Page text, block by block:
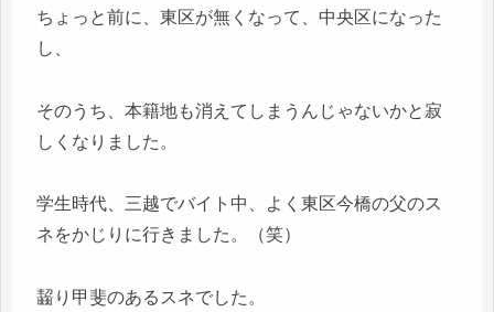
ちょっと前に、東区が無くなって、中央区になった
し、
そのうち、本籍地も消えてしまうんじゃないかと寂
しくなりました。
学生時代、三越でバイト中、よく東区今橋の父のス
ネをかじりに行きました。（笑）
齧り甲斐のあるスネでした。